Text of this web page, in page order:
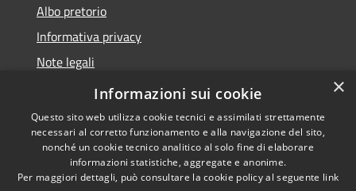
Albo pretorio
Informativa privacy
Note legali
Dichiarazione di accessibilità
Accessibilità
Copyright © 2026 • Comune di
Pontedassio • Powered by
×
Informazioni sui cookie
Questo sito web utilizza cookie tecnici e assimilati strettamente
necessari al corretto funzionamento e alla navigazione del sito,
nonché un cookie tecnico analitico al solo fine di elaborare
informazioni statistiche, aggregate e anonime.
Per maggiori dettagli, può consultare la cookie policy al seguente link